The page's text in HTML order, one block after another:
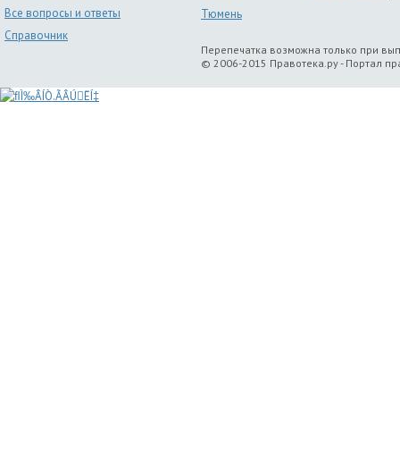
Все вопросы и ответы
Справочник
Тюмень
Перепечатка возможна только при
© 2006-2015 Правотека.ру - Портал